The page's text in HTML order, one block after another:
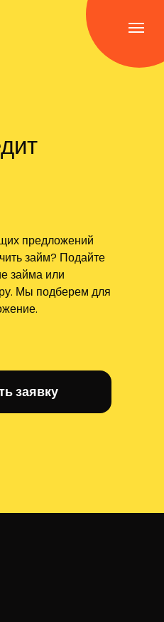
заявку
предложений
займ? Подайте
займа или
Мы подберем для